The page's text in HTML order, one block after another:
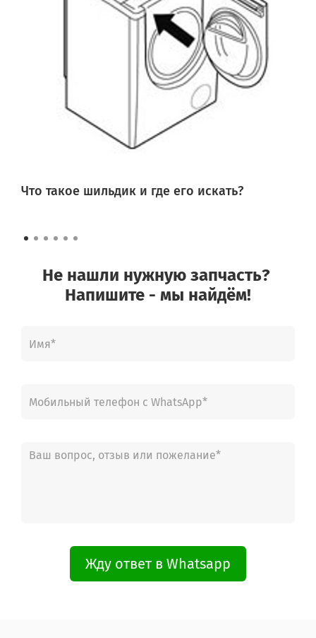
Что такое шильдик и где его искать?
Не нашли нужную запчасть?
Напишите - мы найдём!
Жду ответ в Whatsapp